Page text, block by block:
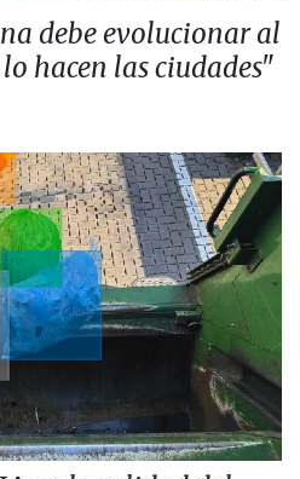
debe evolucionar al
hacen las ciudades"